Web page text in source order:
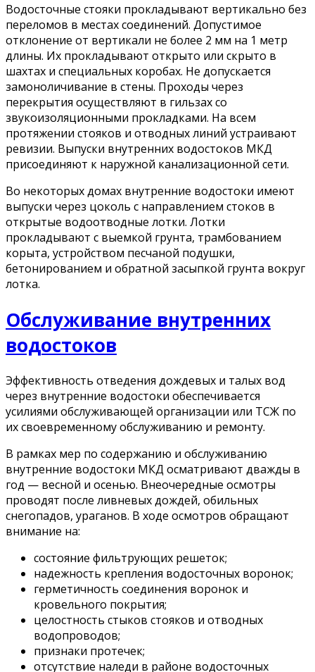
Водосточные стояки прокладывают вертикально без
переломов в местах соединений. Допустимое
отклонение от вертикали не более 2 мм на 1 метр
длины. Их прокладывают открыто или скрыто в
шахтах и специальных коробах. Не допускается
замоноличивание в стены. Проходы через
перекрытия осуществляют в гильзах со
звукоизоляционными прокладками. На всем
протяжении стояков и отводных линий устраивают
ревизии. Выпуски внутренних водостоков МКД
присоединяют к наружной канализационной сети.
Во некоторых домах внутренние водостоки имеют
выпуски через цоколь с направлением стоков в
открытые водоотводные лотки. Лотки
прокладывают с выемкой грунта, трамбованием
корыта, устройством песчаной подушки,
бетонированием и обратной засыпкой грунта вокруг
лотка.
Обслуживание внутренних
водостоков
Эффективность отведения дождевых и талых вод
через внутренние водостоки обеспечивается
усилиями обслуживающей организации или ТСЖ по
их своевременному обслуживанию и ремонту.
В рамках мер по содержанию и обслуживанию
внутренние водостоки МКД осматривают дважды в
год — весной и осенью. Внеочередные осмотры
проводят после ливневых дождей, обильных
снегопадов, ураганов. В ходе осмотров обращают
внимание на:
состояние фильтрующих решеток;
надежность крепления водосточных воронок;
герметичность соединения воронок и
кровельного покрытия;
целостность стыков стояков и отводных
водопроводов;
признаки протечек;
отсутствие наледи в районе водосточных